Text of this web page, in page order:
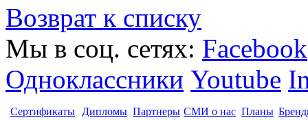
Возврат к списку
Мы в соц. сетях: Facebook
Одноклассники Youtube
Сертификаты Дипломы Партнеры СМИ о нас Планы